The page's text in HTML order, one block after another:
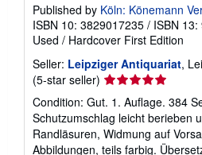
Published by Köln: Könemann
ISBN 10: 3829017235 / ISBN
Used / Hardcover First Edition
Seller: Leipziger Antiquariat,
(5-star seller) Seller
rating
5
out
of
Condition: Gut. 1. Auflage. 384
Schutzumschlag leicht berieben
Randläsuren, Widmung auf
Abbildungen, teils farbig.